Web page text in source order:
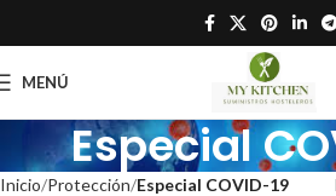
MENÚ
Especial
Inicio Protección Especial COVID-19